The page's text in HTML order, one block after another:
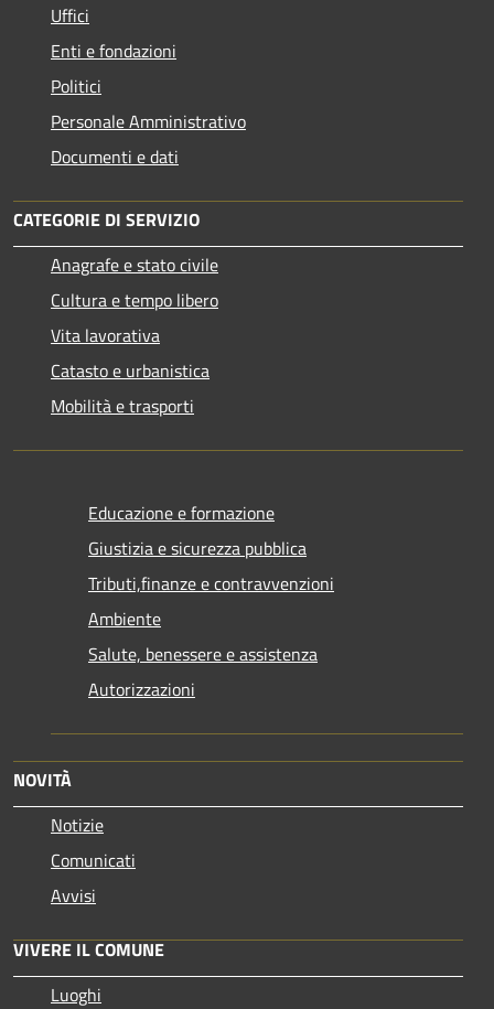
Uffici
Enti e fondazioni
Politici
Personale Amministrativo
Documenti e dati
CATEGORIE DI SERVIZIO
Anagrafe e stato civile
Cultura e tempo libero
Vita lavorativa
Catasto e urbanistica
Mobilità e trasporti
Educazione e formazione
Giustizia e sicurezza pubblica
Tributi,finanze e contravvenzioni
Ambiente
Salute, benessere e assistenza
Autorizzazioni
NOVITÀ
Notizie
Comunicati
Avvisi
VIVERE IL COMUNE
Luoghi